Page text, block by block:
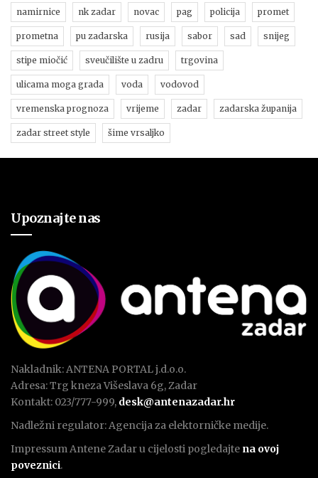
namirnice nk zadar novac pag policija promet
prometna pu zadarska rusija sabor sad snijeg
stipe miočić sveučilište u zadru trgovina
ulicama moga grada voda vodovod
vremenska prognoza vrijeme zadar zadarska županija
zadar street style šime vrsaljko
Upoznajte nas
Nakladnik: ANTENA PORTAL j.d.o.o.
Adresa: Trg kneza Višeslava 6g, Zadar
Kontakt: 023/777-999, desk@antenazadar.hr
Nadležni regulator: Agencija za elektorničke medije.
Impressum Antene Zadar u cijelosti pogledajte na ovoj
poveznici.